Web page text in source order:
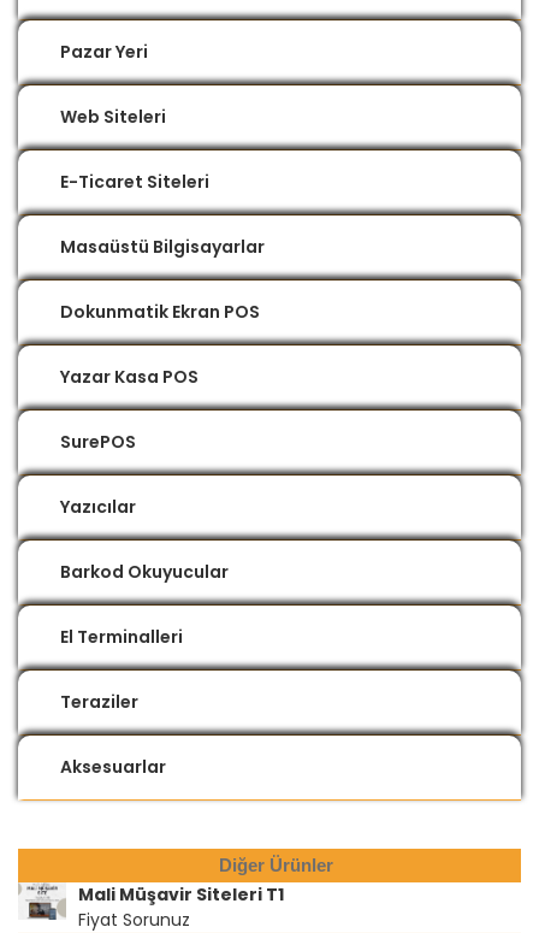
Pazar Yeri
Web Siteleri
E-Ticaret Siteleri
Masaüstü Bilgisayarlar
Dokunmatik Ekran POS
Yazar Kasa POS
SurePOS
Yazıcılar
Barkod Okuyucular
El Terminalleri
Teraziler
Aksesuarlar
Diğer Ürünler
Mali Müşavir Siteleri T1
Fiyat Sorunuz